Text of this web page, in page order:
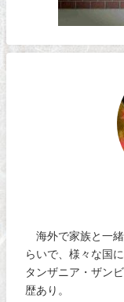
海外で家族と一緒
らいで、様々な国
タンザニア・ザン
歴あり。